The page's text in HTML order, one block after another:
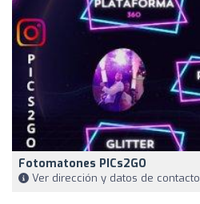
Fotomatones PICs2GO
Ver dirección y datos de contacto